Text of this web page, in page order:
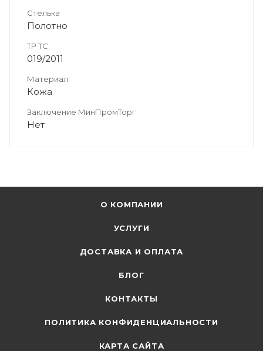
Стелька
Полотно
ТР ТС
019/2011
Материал
Кожа
Заключение МинПромТорг
Нет
О КОМПАНИИ
УСЛУГИ
ДОСТАВКА И ОПЛАТА
БЛОГ
КОНТАКТЫ
ПОЛИТИКА КОНФИДЕНЦИАЛЬНОСТИ
КАРТА САЙТА